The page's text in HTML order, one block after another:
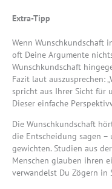
Extra-Tipp
Wenn Wunschkundschaft
oft Deine Argumente
Wunschkundschaft
Fazit laut auszusprechen:
spricht aus Ihrer Sicht für
Dieser einfache
Die Wunschkundschaft
die Entscheidung sagen
gewichten. Studien aus
Menschen glauben ihren
verwandelst Du Zögern in